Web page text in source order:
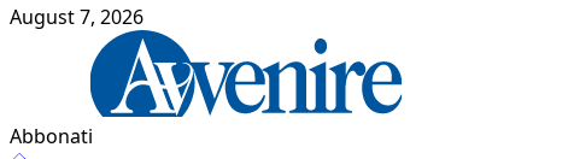
August 7, 2026
Abbonati